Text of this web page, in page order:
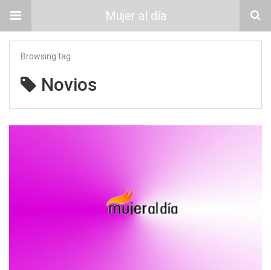
Mujer al día
Browsing tag
Novios